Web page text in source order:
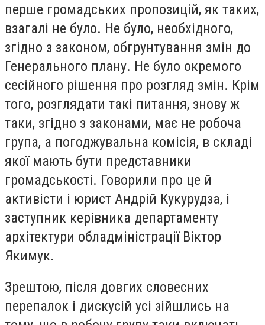
перше громадських пропозицій, як таких,
взагалі не було. Не було, необхідного,
згідно з законом, обгрунтування змін до
Генерального плану. Не було окремого
сесійного рішення про розгляд змін. Крім
того, розглядати такі питання, знову ж
таки, згідно з законами, має не робоча
група, а погоджувальна комісія, в складі
якої мають бути представники
громадськості. Говорили про це й
активісти і юрист Андрій Кукурудза, і
заступник керівника департаменту
архітектури обладміністрації Віктор
Якимук.
Зрештою, після довгих словесних
перепалок і дискусій усі зійшлись на